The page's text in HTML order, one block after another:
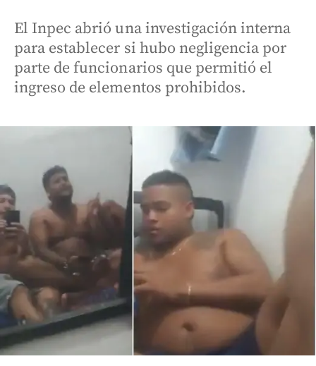
El Inpec abrió una investigación interna
para establecer si hubo negligencia por
parte de funcionarios que permitió el
ingreso de elementos prohibidos.